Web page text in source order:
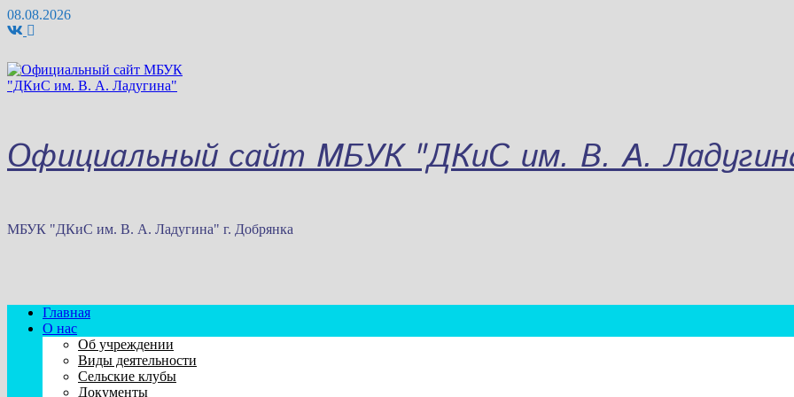
Перейти
к
08.08.2026
Официальный сайт МБУК "ДКиС им. В. А.
МБУК "ДКиС им. В. А. Ладугина" г. Добрянка
Главная
О нас
Об учреждении
Виды деятельности
Сельские клубы
Документы